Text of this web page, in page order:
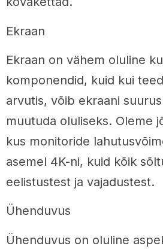
Ekraan
Ekraan on vähem oluline
komponendid, kuid kui
arvutis, võib ekraani
muutuda oluliseks. Oleme
kus monitoride
asemel 4K-ni, kuid kõik
eelistustest ja vajadustest.
Ühenduvus
Ühenduvus on oluline